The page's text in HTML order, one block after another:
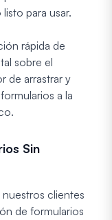
para usar.
rápida de
sobre el
de arrastrar y
a la
Sin
clientes
de formularios